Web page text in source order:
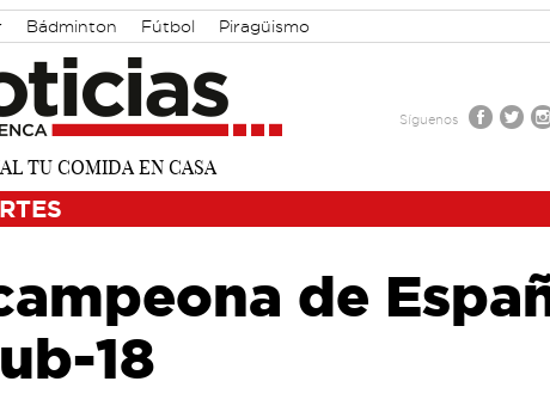
Bádminton Fútbol Piragüismo
Síguenos
de
18